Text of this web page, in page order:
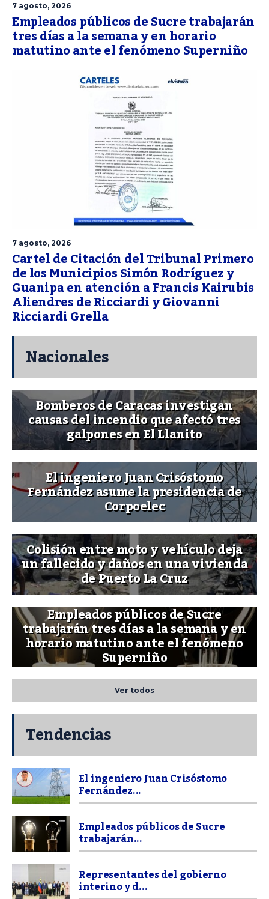
7 agosto, 2026
Empleados públicos de Sucre trabajarán
tres días a la semana y en horario
matutino ante el fenómeno Superniño
7 agosto, 2026
Cartel de Citación del Tribunal Primero
de los Municipios Simón Rodríguez y
Guanipa en atención a Francis Kairubis
Aliendres de Ricciardi y Giovanni
Ricciardi Grella
Nacionales
Bomberos de Caracas investigan
causas del incendio que afectó tres
galpones en El Llanito
El ingeniero Juan Crisóstomo
Fernández asume la presidencia de
Corpoelec
Colisión entre moto y vehículo deja
un fallecido y daños en una vivienda
de Puerto La Cruz
Empleados públicos de Sucre
trabajarán tres días a la semana y en
horario matutino ante el fenómeno
Superniño
Ver todos
Tendencias
El ingeniero Juan Crisóstomo
Fernández...
Empleados públicos de Sucre
trabajarán...
Representantes del gobierno
interino y d...